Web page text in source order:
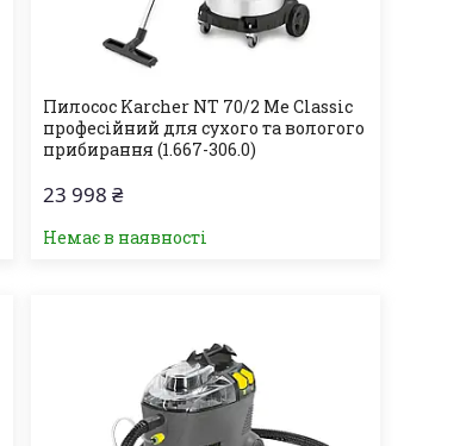
Пилосос Karcher NT 70/2 Me Classic
професійний для сухого та вологого
прибирання (1.667-306.0)
23 998 ₴
Немає в наявності